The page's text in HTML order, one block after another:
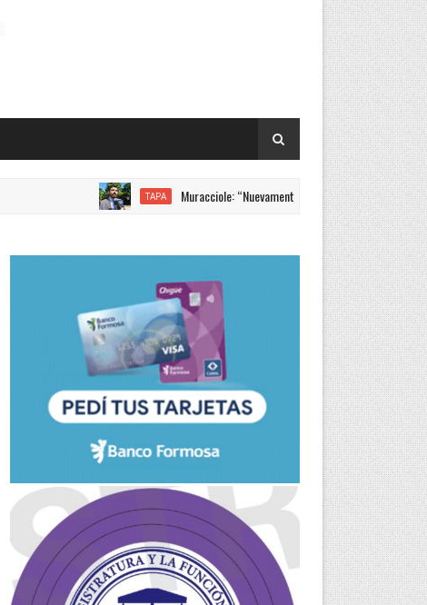
TAPA Muracciole: “Nuevamente Formosa liderando los